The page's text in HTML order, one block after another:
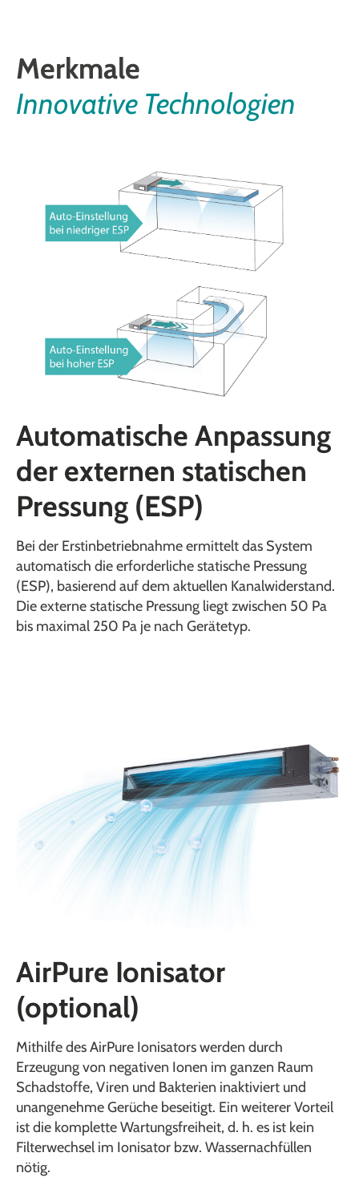
Merkmale
Innovative Technologien
Automatische Anpassung
der externen statischen
Pressung (ESP)
Bei der Erstinbetriebnahme ermittelt das System
automatisch die erforderliche statische Pressung
(ESP), basierend auf dem aktuellen Kanalwiderstand.
Die externe statische Pressung liegt zwischen 50 Pa
bis maximal 250 Pa je nach Gerätetyp.
AirPure Ionisator
(optional)
Mithilfe des AirPure Ionisators werden durch
Erzeugung von negativen Ionen im ganzen Raum
Schadstoffe, Viren und Bakterien inaktiviert und
unangenehme Gerüche beseitigt. Ein weiterer Vorteil
ist die komplette Wartungsfreiheit, d. h. es ist kein
Filterwechsel im Ionisator bzw. Wassernachfüllen
nötig.